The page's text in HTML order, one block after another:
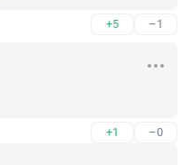
+5 –1
+1 –0